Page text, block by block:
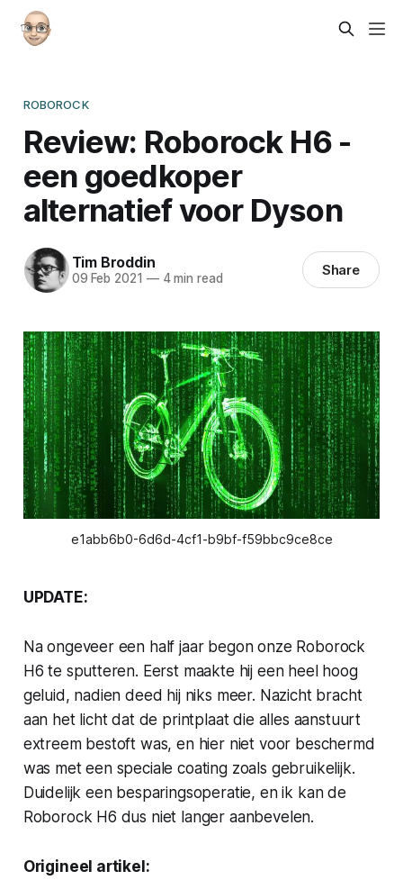
ROBOROCK
Review: Roborock H6 -
een goedkoper
alternatief voor Dyson
Tim Broddin
09 Feb 2021 —4 min read Share
e1abb6b0-6d6d-4cf1-b9bf-f59bbc9ce8ce
UPDATE:
Na ongeveer een half jaar begon onze Roborock
H6 te sputteren. Eerst maakte hij een heel hoog
geluid, nadien deed hij niks meer. Nazicht bracht
aan het licht dat de printplaat die alles aanstuurt
extreem bestoft was, en hier niet voor beschermd
was met een speciale coating zoals gebruikelijk.
Duidelijk een besparingsoperatie, en ik kan de
Roborock H6 dus niet langer aanbevelen.
Origineel artikel: